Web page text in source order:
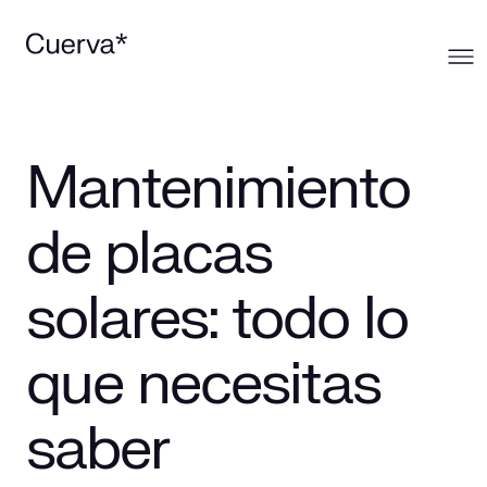
La mirada Cuerva
Trabaja en Cuerva
Prensa
Qué ofrecemos
Distribución
Smart Services
Smart Solutions
Innovación
Comunidad
Blog
Recursos
Mantenimiento
de placas
solares: todo lo
que necesitas
saber